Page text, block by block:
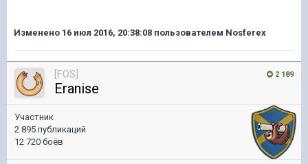
Изменено 16 июл 2016, 20:38:08 пользователем Nosferex
2 189
[FOS]
Eranise
Участник
2 895 публикаций
12 720 боёв